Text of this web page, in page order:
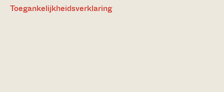
Toegankelijkheidsverklaring